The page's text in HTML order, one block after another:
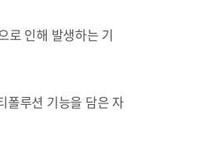
로 인해 발생하는 기
폴루션 기능을 담은 자